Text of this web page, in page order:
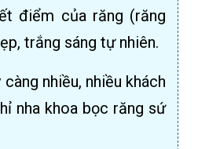
điểm của răng (răng
trắng sáng tự nhiên.
nhiều, nhiều khách
nha khoa bọc răng sứ